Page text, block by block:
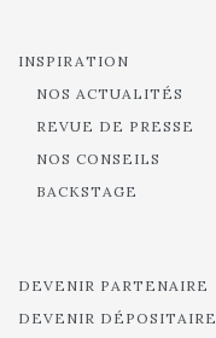
INSPIRATION
NOS ACTUALITÉS
REVUE DE PRESSE
NOS CONSEILS
BACKSTAGE
DEVENIR PARTENAIRE
DEVENIR DÉPOSITAIRE